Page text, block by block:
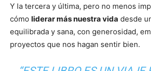
Y la tercera y última, pero no menos
cómo liderar más nuestra vida desde
equilibrada y sana, con generosidad,
proyectos que nos hagan sentir bien.